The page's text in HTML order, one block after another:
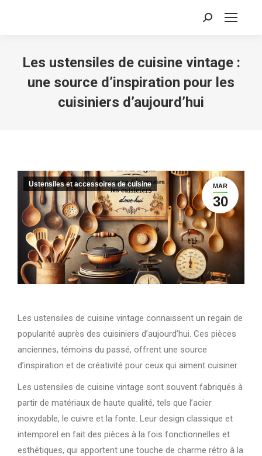
Recherche
Les ustensiles de cuisine vintage :
une source d’inspiration pour les
cuisiniers d’aujourd’hui
MAR
30
Ustensiles et accessoires de cuisine
Les ustensiles de cuisine vintage connaissent un regain de
popularité auprès des cuisiniers d’aujourd’hui. Ces pièces
anciennes, témoins du passé, offrent une source
d’inspiration et de créativité pour ceux qui aiment cuisiner.
Les ustensiles de cuisine vintage sont souvent fabriqués à
partir de matériaux de haute qualité, tels que l’acier
inoxydable, le cuivre et la fonte. Leur design classique et
intemporel en fait des pièces à la fois fonctionnelles et
esthétiques, qui apportent une touche de charme rétro à la